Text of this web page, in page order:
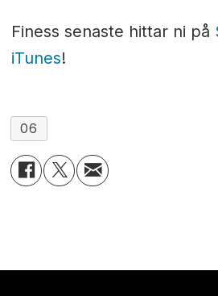
Finess senaste hittar ni på
iTunes!
06